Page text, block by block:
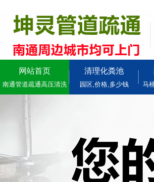
网站首页
南通管道疏通高压清洗
清理化粪池
园区,价格,多少钱 马